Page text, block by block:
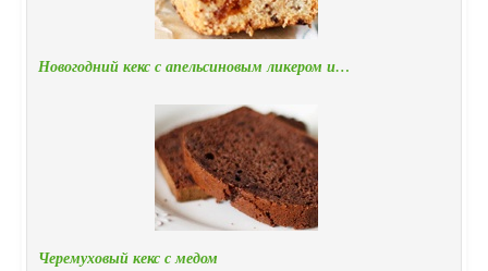
Новогодний кекс с апельсиновым ликером и…
Черемуховый кекс с медом